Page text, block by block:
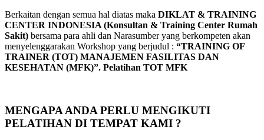
Berkaitan dengan semua hal diatas maka DIKLAT & TRAINING
CENTER INDONESIA (Konsultan & Training Center Rumah
Sakit) bersama para ahli dan Narasumber yang berkompeten akan
menyelenggarakan Workshop yang berjudul : “TRAINING OF
TRAINER (TOT) MANAJEMEN FASILITAS DAN
KESEHATAN (MFK)”. Pelatihan TOT MFK
MENGAPA ANDA PERLU MENGIKUTI
PELATIHAN DI TEMPAT KAMI ?